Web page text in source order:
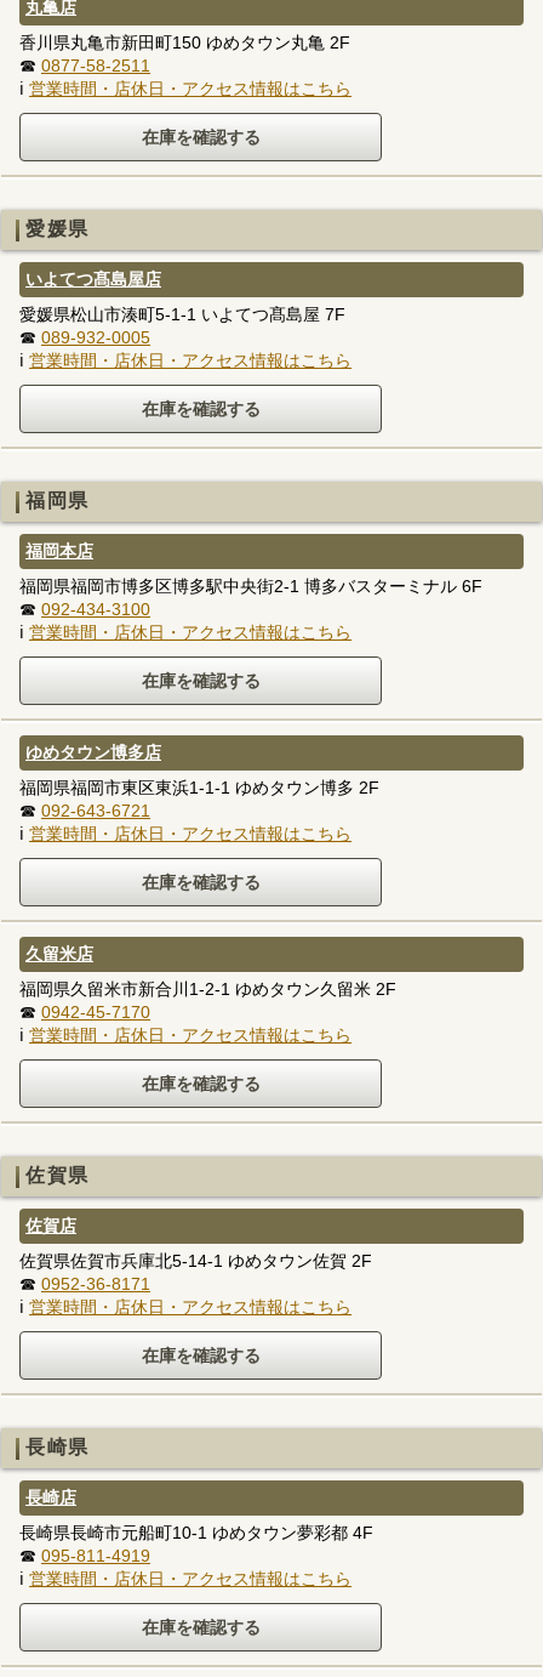
丸亀店
香川県丸亀市新田町150 ゆめタウン丸亀 2F
☎ 0877-58-2511
ℹ 営業時間・店休日・アクセス情報はこちら
愛媛県
いよてつ髙島屋店
愛媛県松山市湊町5-1-1 いよてつ髙島屋 7F
☎ 089-932-0005
ℹ 営業時間・店休日・アクセス情報はこちら
福岡県
福岡本店
福岡県福岡市博多区博多駅中央街2-1 博多バスターミナル 6F
☎ 092-434-3100
ℹ 営業時間・店休日・アクセス情報はこちら
ゆめタウン博多店
福岡県福岡市東区東浜1-1-1 ゆめタウン博多 2F
☎ 092-643-6721
ℹ 営業時間・店休日・アクセス情報はこちら
久留米店
福岡県久留米市新合川1-2-1 ゆめタウン久留米 2F
☎ 0942-45-7170
ℹ 営業時間・店休日・アクセス情報はこちら
佐賀県
佐賀店
佐賀県佐賀市兵庫北5-14-1 ゆめタウン佐賀 2F
☎ 0952-36-8171
ℹ 営業時間・店休日・アクセス情報はこちら
長崎県
長崎店
長崎県長崎市元船町10-1 ゆめタウン夢彩都 4F
☎ 095-811-4919
ℹ 営業時間・店休日・アクセス情報はこちら